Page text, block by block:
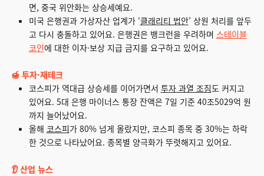
면, 중국 위안화는 상승세예요.
미국 은행권과 가상자산 업계가 ‘클래리티 법안’ 상원 처리를 앞두
고 다시 충돌하고 있어요. 은행권은 뱅크런을 우려하며 스테이블
코인에 대한 이자·보상 지급 금지를 요구하고 있어요.
🍯 투자·재테크
코스피가 역대급 상승세를 이어가면서 투자 과열 조짐도 커지고
있어요. 5대 은행 마이너스 통장 잔액은 7일 기준 40조5029억 원
까지 늘어났어요.
올해 코스피가 80% 넘게 올랐지만, 코스피 종목 중 30%는 하락
한 것으로 나타났어요. 종목별 양극화가 뚜렷해지고 있어요.
👂 산업 뉴스